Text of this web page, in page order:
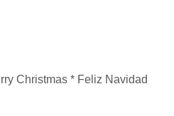
Christmas * Feliz Navidad